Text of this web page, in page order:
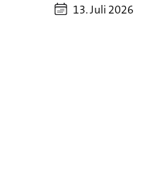
13. Juli 2026